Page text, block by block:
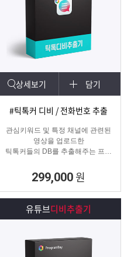
상세보기 담기
#틱톡커 디비 / 전화번호 추출
관심키워드 및 특정 채널에 관련된
영상을 업로드한
틱톡커들의 DB를 추출해주는 프로
299,000 원
유튜브디비추출기